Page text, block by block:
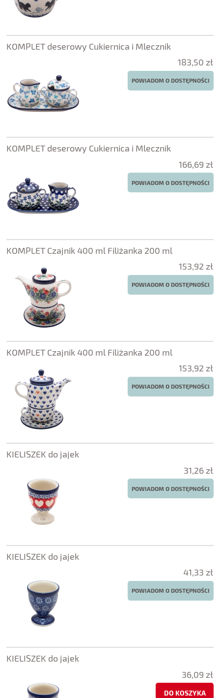
KOMPLET deserowy Cukiernica i Mlecznik
183,50 zł
POWIADOM O DOSTĘPNOŚCI
KOMPLET deserowy Cukiernica i Mlecznik
166,69 zł
POWIADOM O DOSTĘPNOŚCI
KOMPLET Czajnik 400 ml Filiżanka 200 ml
153,92 zł
POWIADOM O DOSTĘPNOŚCI
KOMPLET Czajnik 400 ml Filiżanka 200 ml
153,92 zł
POWIADOM O DOSTĘPNOŚCI
KIELISZEK do jajek
31,26 zł
POWIADOM O DOSTĘPNOŚCI
KIELISZEK do jajek
41,33 zł
POWIADOM O DOSTĘPNOŚCI
KIELISZEK do jajek
36,09 zł
DO KOSZYKA